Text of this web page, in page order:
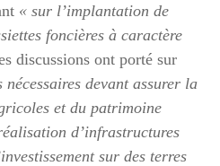
« sur l’implantation de
foncières à caractère
discussions ont porté sur
devant assurer la
et du patrimoine
d’infrastructures
sur des terres